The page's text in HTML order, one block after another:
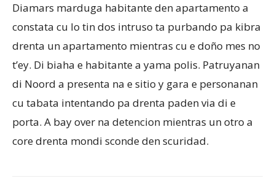
Diamars marduga habitante den apartamento a
constata cu lo tin dos intruso ta purbando pa kibra
drenta un apartamento mientras cu e doño mes no
t’ey. Di biaha e habitante a yama polis. Patruyanan
di Noord a presenta na e sitio y gara e personanan
cu tabata intentando pa drenta paden via di e
porta. A bay over na detencion mientras un otro a
core drenta mondi sconde den scuridad.